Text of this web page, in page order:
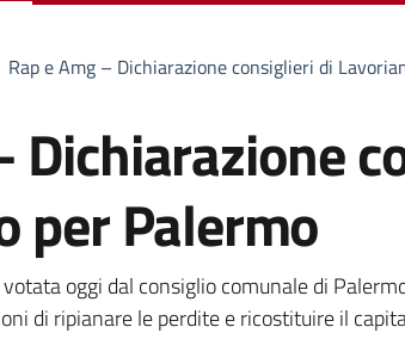
Rap e Amg – Dichiarazione consiglieri di
Dichiarazione
per Palermo
oggi dal consiglio comunale di
di ripianare le perdite e ricostituire il